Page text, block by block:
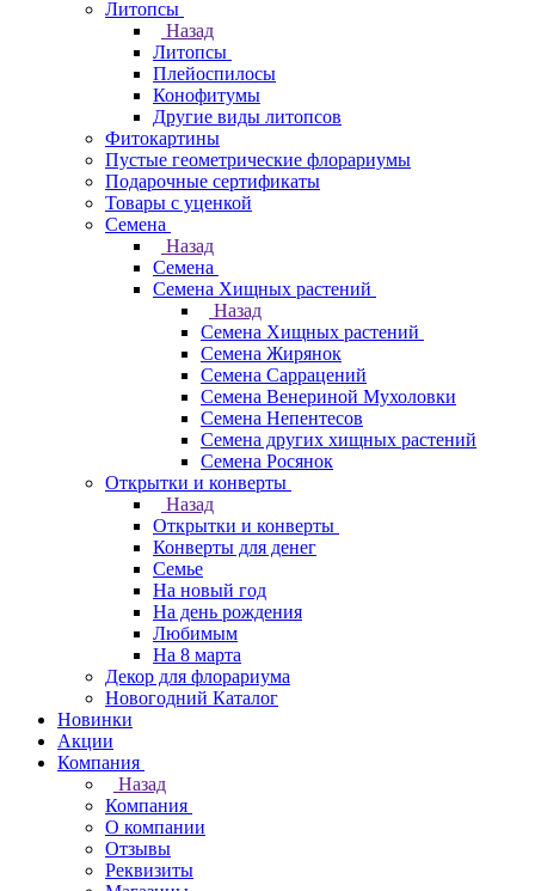
Литопсы
Назад
Литопсы
Плейоспилосы
Конофитумы
Другие виды литопсов
Фитокартины
Пустые геометрические флорариумы
Подарочные сертификаты
Товары с уценкой
Семена
Назад
Семена
Семена Хищных растений
Назад
Семена Хищных растений
Семена Жирянок
Семена Саррацений
Семена Венериной Мухоловки
Семена Непентесов
Семена других хищных растений
Семена Росянок
Открытки и конверты
Назад
Открытки и конверты
Конверты для денег
Семье
На новый год
На день рождения
Любимым
На 8 марта
Декор для флорариума
Новогодний Каталог
Новинки
Акции
Компания
Назад
Компания
О компании
Отзывы
Реквизиты